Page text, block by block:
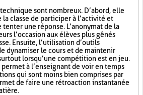
sont nombreux. D’abord, elle
la classe de participer à l’activité et
une réponse. L’anonymat de la
l’occasion aux élèves plus gênés
Ensuite, l’utilisation d’outils
dynamiser le cours et de maintenir
lorsqu’une compétition est en jeu.
à l’enseignant de voir en temps
qui sont moins bien comprises par
de faire une rétroaction instantanée